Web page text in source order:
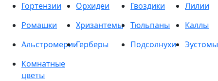
Гортензии
Орхидеи Гвоздики
Лилии
Ромашки
Хризантемы Тюльпаны
Каллы
АльстромерииГерберы Подсолнухи
Эустомы
Комнатные
цветы